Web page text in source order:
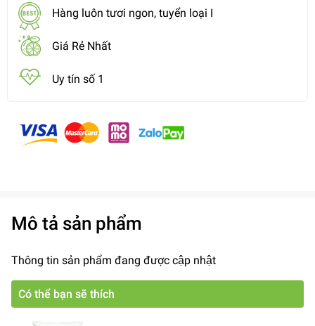
Hàng luôn tươi ngon, tuyển loại I
Giá Rẻ Nhất
Uy tín số 1
Mô tả sản phẩm
Thông tin sản phẩm đang được cập nhật
Có thể bạn sẽ thích